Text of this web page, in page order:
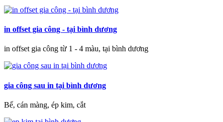
in offset gia công - tại bình dương
in offset gia công từ 1 - 4 màu, tại bình dương
gia công sau in tại bình dương
Bế, cán màng, ép kim, cắt